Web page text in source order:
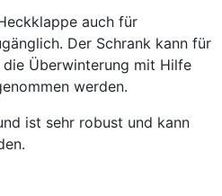
auch für
Der Schrank kann für
Überwinterung mit Hilfe
werden.
ist sehr robust und kann